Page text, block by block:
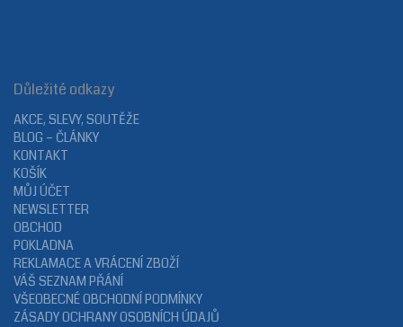
Důležité odkazy
AKCE, SLEVY, SOUTĚŽE
BLOG – ČLÁNKY
KONTAKT
KOŠÍK
MŮJ ÚČET
NEWSLETTER
OBCHOD
POKLADNA
REKLAMACE A VRÁCENÍ ZBOŽÍ
VÁŠ SEZNAM PŘÁNÍ
VŠEOBECNÉ OBCHODNÍ PODMÍNKY
ZÁSADY OCHRANY OSOBNÍCH ÚDAJŮ